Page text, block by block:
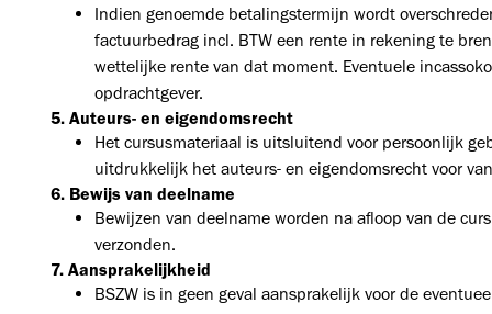
Indien genoemde betalingstermijn wordt
factuurbedrag incl. BTW een rente in rekening te
wettelijke rente van dat moment. Eventuele
opdrachtgever.
5. Auteurs- en eigendomsrecht
Het cursusmateriaal is uitsluitend voor persoonlijk
uitdrukkelijk het auteurs- en eigendomsrecht voor
6. Bewijs van deelname
Bewijzen van deelname worden na afloop van de
verzonden.
7. Aansprakelijkheid
BSZW is in geen geval aansprakelijk voor de